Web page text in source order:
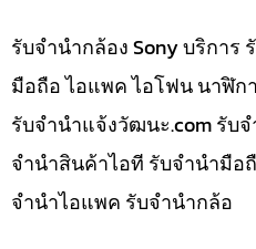
รับจำนำกล้อง Sony บริการ
มือถือ ไอแพค ไอโฟน นาฬิก
รับจํานําแจ้งวัฒนะ.com รับ
จำนำสินค้าไอที รับจำนำมือ
จำนำไอแพค รับจำนำกล้อ